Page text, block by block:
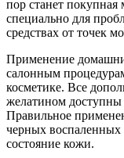
пор станет покупная
специально для
средствах от точек
Применение
салонным
косметике. Все
желатином
Правильное
черных
состояние кожи.